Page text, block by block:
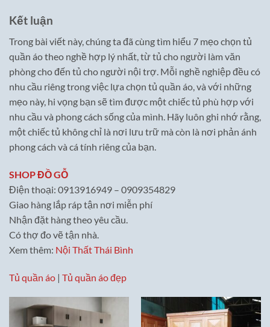
Kết luận
Trong bài viết này, chúng ta đã cùng tìm hiểu 7 mẹo chọn tủ
quần áo theo nghề hợp lý nhất, từ tủ cho người làm văn
phòng cho đến tủ cho người nội trợ. Mỗi nghề nghiệp đều có
nhu cầu riêng trong việc lựa chọn tủ quần áo, và với những
mẹo này, hi vọng bạn sẽ tìm được một chiếc tủ phù hợp với
nhu cầu và phong cách sống của mình. Hãy luôn ghi nhớ rằng,
một chiếc tủ không chỉ là nơi lưu trữ mà còn là nơi phản ánh
phong cách và cá tính riêng của bạn.
SHOP ĐỒ GỖ
Điện thoại: 0913916949 – 0909354829
Giao hàng lắp ráp tận nơi miễn phí
Nhận đặt hàng theo yêu cầu.
Có thợ đo vẽ tận nhà.
Xem thêm: Nội Thất Thái Bình
Tủ quần áo | Tủ quần áo đẹp